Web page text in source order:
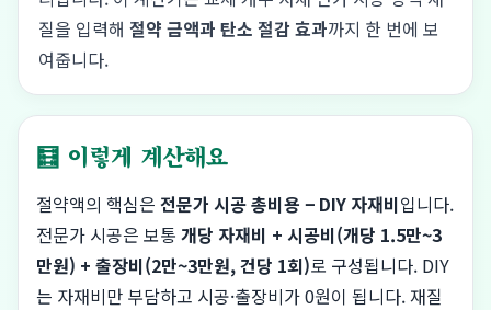
질을 입력해 절약 금액과 탄소 절감 효과까지 한 번에 보
여줍니다.
🧮 이렇게 계산해요
절약액의 핵심은 전문가 시공 총비용 − DIY 자재비입니다.
전문가 시공은 보통 개당 자재비 + 시공비(개당 1.5만~3
만원) + 출장비(2만~3만원, 건당 1회)로 구성됩니다. DIY
는 자재비만 부담하고 시공·출장비가 0원이 됩니다. 재질